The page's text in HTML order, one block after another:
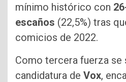
mínimo histórico con
escaños (22,5%) tras
comicios de 2022.
Como tercera fuerza se
candidatura de Vox,